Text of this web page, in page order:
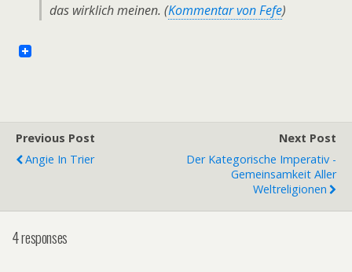
das wirklich meinen. (Kommentar von Fefe)
Previous Post
Angie In Trier
Next Post
Der Kategorische Imperativ -
Gemeinsamkeit Aller
Weltreligionen
4 responses